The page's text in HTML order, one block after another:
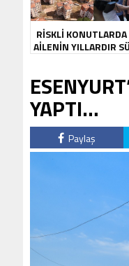
RİSKLİ
AİLENİN YILLARDIR
YAPTI…
Paylaş